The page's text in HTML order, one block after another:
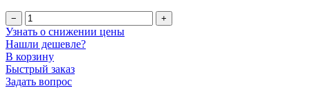
− +
Узнать о снижении цены
Нашли дешевле?
В корзину
Быстрый заказ
Задать вопрос